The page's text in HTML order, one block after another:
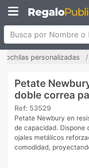
Busca por Nombre o
Mochilas personalizadas
Petate
doble correa
Ref: 53529
Petate Newbury en
de capacidad. Dispone
ojales metálicos
comodidad,